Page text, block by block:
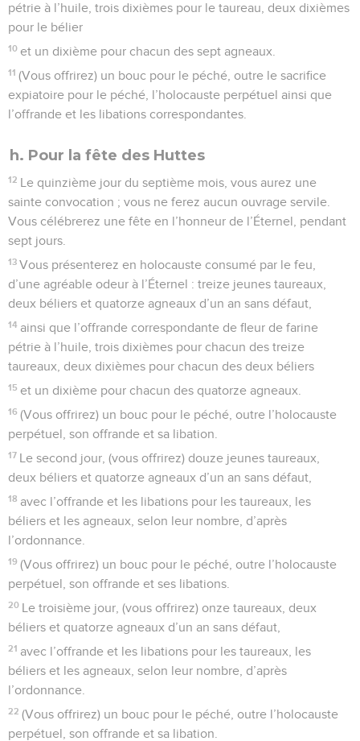
pétrie à l’huile, trois dixièmes pour le taureau, deux dixièmes
pour le bélier
10 et un dixième pour chacun des sept agneaux.
11 (Vous offrirez) un bouc pour le péché, outre le sacrifice
expiatoire pour le péché, l’holocauste perpétuel ainsi que
l’offrande et les libations correspondantes.
h. Pour la fête des Huttes
12 Le quinzième jour du septième mois, vous aurez une
sainte convocation ; vous ne ferez aucun ouvrage servile.
Vous célébrerez une fête en l’honneur de l’Éternel, pendant
sept jours.
13 Vous présenterez en holocauste consumé par le feu,
d’une agréable odeur à l’Éternel : treize jeunes taureaux,
deux béliers et quatorze agneaux d’un an sans défaut,
14 ainsi que l’offrande correspondante de fleur de farine
pétrie à l’huile, trois dixièmes pour chacun des treize
taureaux, deux dixièmes pour chacun des deux béliers
15 et un dixième pour chacun des quatorze agneaux.
16 (Vous offrirez) un bouc pour le péché, outre l’holocauste
perpétuel, son offrande et sa libation.
17 Le second jour, (vous offrirez) douze jeunes taureaux,
deux béliers et quatorze agneaux d’un an sans défaut,
18 avec l’offrande et les libations pour les taureaux, les
béliers et les agneaux, selon leur nombre, d’après
l’ordonnance.
19 (Vous offrirez) un bouc pour le péché, outre l’holocauste
perpétuel, son offrande et ses libations.
20 Le troisième jour, (vous offrirez) onze taureaux, deux
béliers et quatorze agneaux d’un an sans défaut,
21 avec l’offrande et les libations pour les taureaux, les
béliers et les agneaux, selon leur nombre, d’après
l’ordonnance.
22 (Vous offrirez) un bouc pour le péché, outre l’holocauste
perpétuel, son offrande et sa libation.